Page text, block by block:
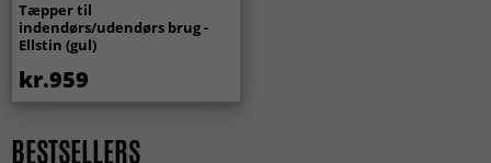
Tæpper til
indendørs/udendørs brug -
Ellstin (gul)
kr.959
BESTSELLERS